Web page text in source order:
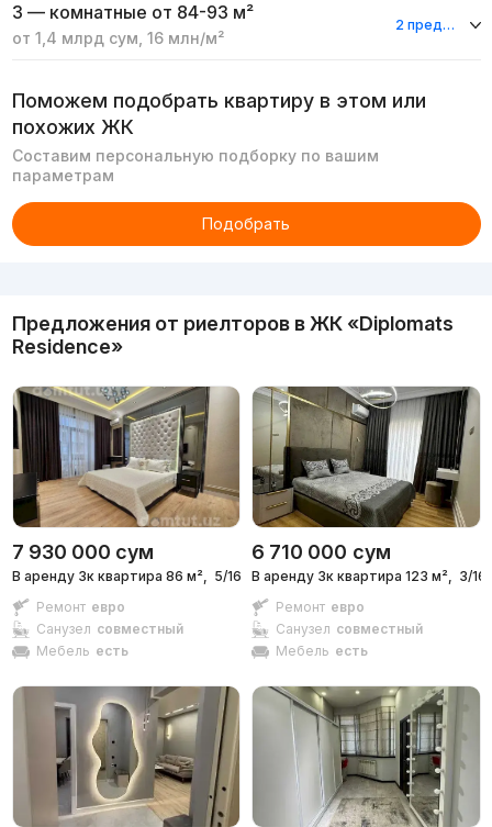
3 — комнатные от 84-93 м²
от 1,4 млрд сум 16 млн/м²
2 предложения
Поможем подобрать квартиру в этом или
похожих ЖК
Составим персональную подборку по вашим
параметрам
Подобрать
Предложения от риелторов в ЖК «Diplomats
Residence»
7 930 000 сум
В аренду 3к квартира 86 м², 5/16 эт.
Ремонт евро
Санузел совместный
Мебель есть
6 710 000 сум
В аренду 3к квартира 123 м², 3/16
Ремонт евро
Санузел совместный
Мебель есть